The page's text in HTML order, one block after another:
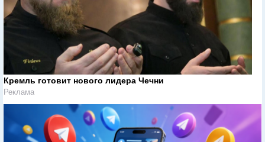
Кремль готовит нового лидера Чечни
Реклама